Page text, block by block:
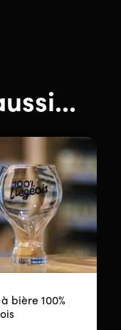
bière 100%